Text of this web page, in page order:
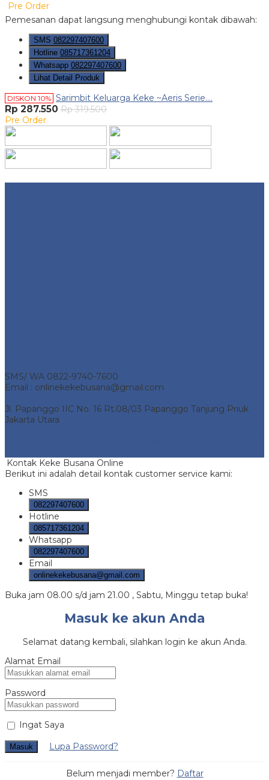
Pre Order
Pemesanan dapat langsung menghubungi kontak dibawah:
SMS 082297407600
Hotline 085717361204
Whatsapp 082297407600
Lihat Detail Produk
DISKON 10% Sarimbit Keluarga Keke ~Aeris Serie....
Rp 287.550 Rp 319.500
Pre Order
SMS/ WA 0822-9740-7600
Email : onlinekekebusana@gmail.com
Jl. Papanggo IIC No. 16 Rt.08/03 Papanggo Tanjung Priuk
Jakarta Utara
Kontak Keke Busana Online
Berikut ini adalah detail kontak customer service kami:
SMS
082297407600
Hotline
085717361204
Whatsapp
082297407600
Email
onlinekekebusana@gmail.com
Buka jam 08.00 s/d jam 21.00 , Sabtu, Minggu tetap buka!
Masuk ke akun Anda
Selamat datang kembali, silahkan login ke akun Anda.
Alamat Email
Password
Ingat Saya
Masuk Lupa Password?
Belum menjadi member? Daftar